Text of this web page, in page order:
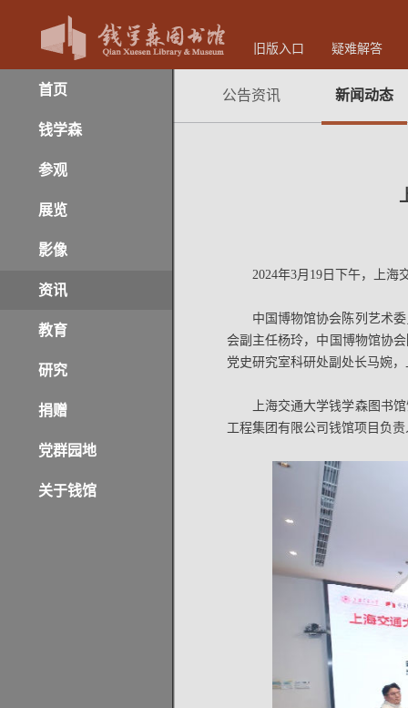
旧版入口 疑难解答
首页
钱学森
参观
展览
影像
资讯
教育
研究
捐赠
党群园地
关于钱馆
公告资讯 新闻动态
2024年3月19日下午，上海
中国博物馆协会陈列艺术
会副主任杨玲，中国博物馆协
党史研究室科研处副处长马婉
上海交通大学钱学森图书
工程集团有限公司钱馆项目负